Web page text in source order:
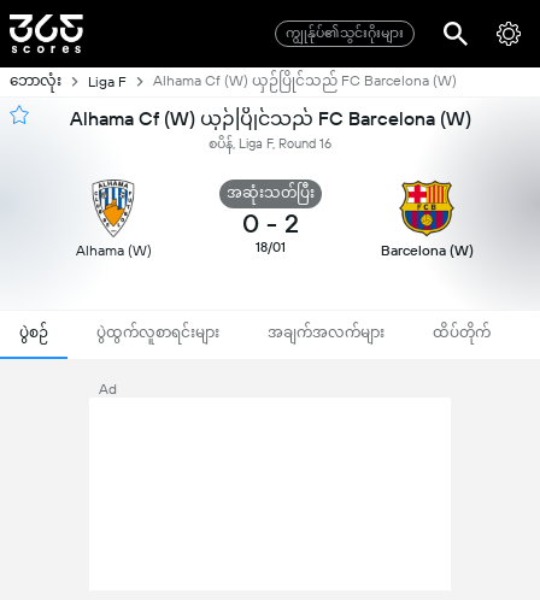
ကျွုန်ုပ်၏သွင်းဂိုးများ
ဘောလုံး Liga F Alhama Cf (W) ယှဉ်ပြိုင်သည် FC Barcelona (W)
Alhama Cf (W) ယှဉ်ပြိုင်သည် FC Barcelona (W)
စပိန်, Liga F, Round 16
Alhama (W)
အဆုံးသတ်ပြီး
0 - 2
18/01 Barcelona (W)
ပွဲစဉ် ပွဲထွက်လူစာရင်းများ အချက်အလက်များ ထိပ်တိုက်
Ad